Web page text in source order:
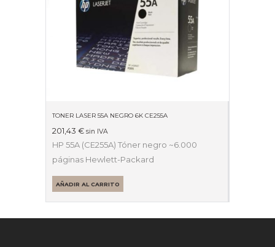
TONER LASER 55A NEGRO 6K CE255A
201,43 € sin IVA
HP 55A (CE255A) Tóner negro ~6.000
páginas Hewlett-Packard
AÑADIR AL CARRITO